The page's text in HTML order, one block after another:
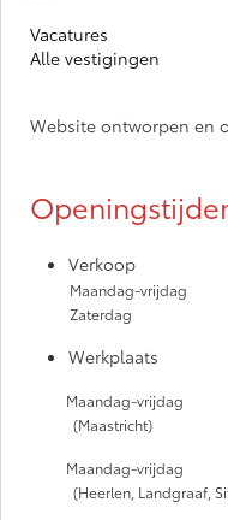
Vacatures
Alle vestigingen
Website ontworpen en
Verkoop
Maandag-vrijdag
Zaterdag
Werkplaats
Maandag-vrijdag
(Maastricht)
Maandag-
(Heerlen, Landgraaf,